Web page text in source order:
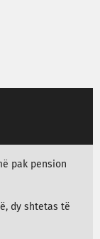
pak pension
dy shtetas të